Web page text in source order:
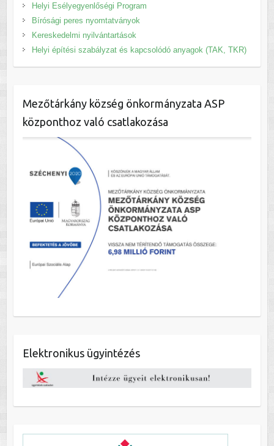
Helyi Esélyegyenlőségi Program
Bírósági peres nyomtatványok
Kereskedelmi nyilvántartások
Helyi építési szabályzat és kapcsolódó anyagok (TAK, TKR)
Mezőtárkány község önkormányzata ASP
központhoz való csatlakozása
Elektronikus ügyintézés